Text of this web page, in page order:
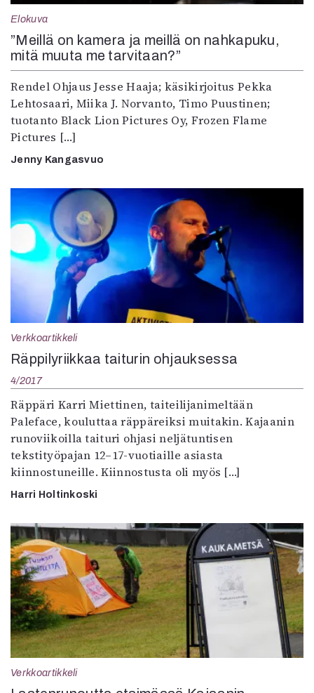
Elokuva
”Meillä on kamera ja meillä on nahkapuku,
mitä muuta me tarvitaan?”
Rendel Ohjaus Jesse Haaja; käsikirjoitus Pekka
Lehtosaari, Miika J. Norvanto, Timo Puustinen;
tuotanto Black Lion Pictures Oy, Frozen Flame
Pictures […]
Jenny Kangasvuo
Verkkoartikkeli
Räppilyriikkaa taiturin ohjauksessa
4/2017
Räppäri Karri Miettinen, taiteilijanimeltään
Paleface, kouluttaa räppäreiksi muitakin. Kajaanin
runoviikoilla taituri ohjasi neljätuntisen
tekstityöpajan 12–17-vuotiaille asiasta
kiinnostuneille. Kiinnostusta oli myös […]
Harri Holtinkoski
Verkkoartikkeli